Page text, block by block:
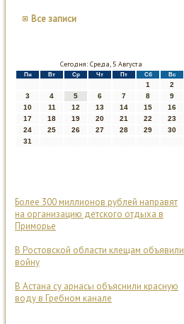
Все записи
Сегодня: Среда, 5 Августа
Пн Вт Ср Чт Пт Сб Вс
1
2
3
4 5 6 7 8
9
10
11 12 13 14 15
16
17
18 19 20 21 22
23
24
25 26 27 28 29
30
31
Более 300 миллионов рублей направят
на организацию детского отдыха в
Приморье
В Ростовской области клещам объявили
войну
В Астана су арнасы объяснили красную
воду в Гребном канале